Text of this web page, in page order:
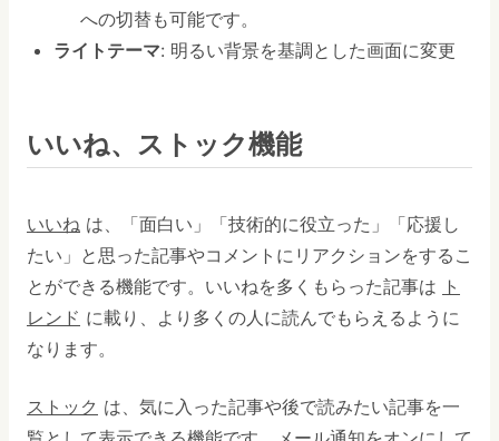
への切替も可能です。
ライトテーマ: 明るい背景を基調とした画面に変更
いいね、ストック機能
いいね は、「面白い」「技術的に役立った」「応援し
たい」と思った記事やコメントにリアクションをするこ
とができる機能です。いいねを多くもらった記事は ト
レンド に載り、より多くの人に読んでもらえるように
なります。
ストック は、気に入った記事や後で読みたい記事を一